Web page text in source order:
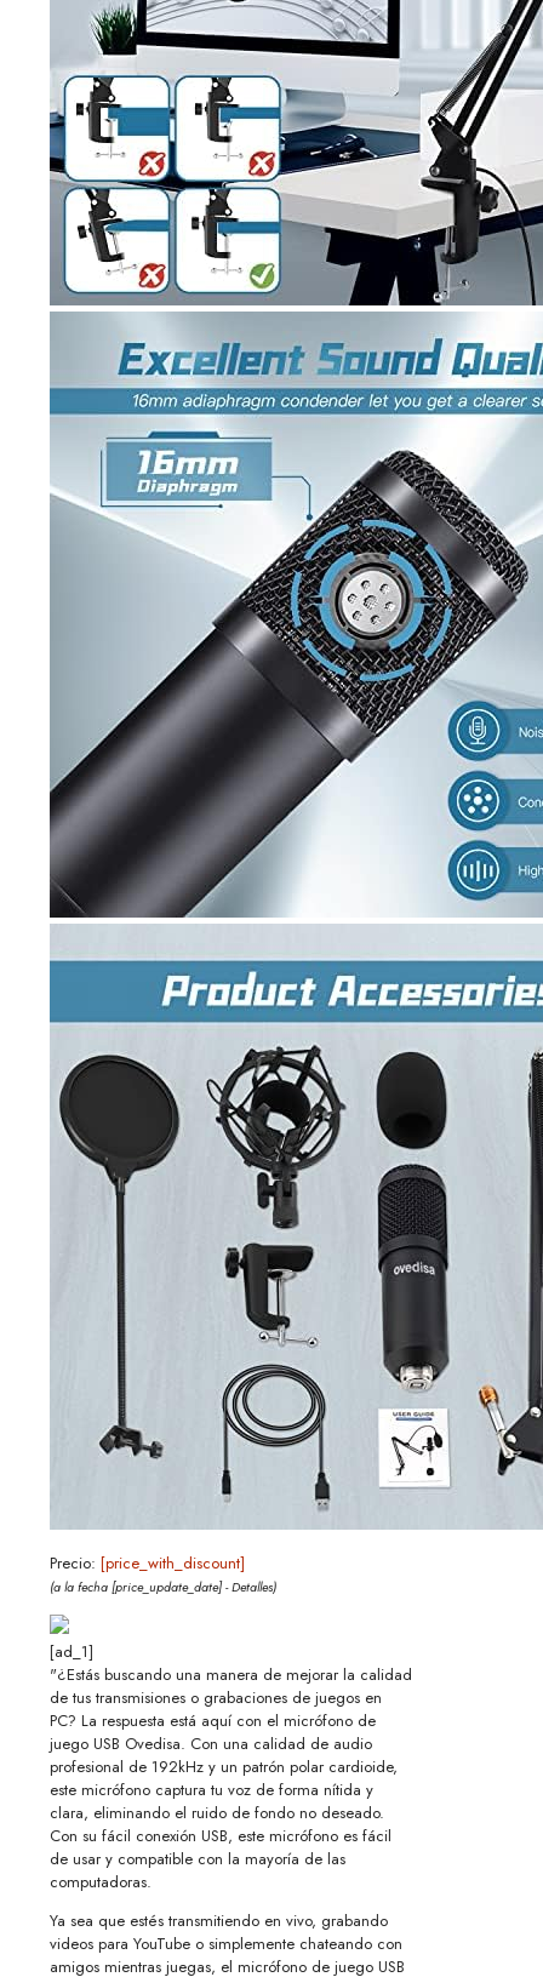
Precio: [price_with_discount]
(a la fecha [price_update_date] -Detalles)
[ad_1]
"¿Estás buscando una manera de mejorar la calidad
de tus transmisiones o grabaciones de juegos en
PC? La respuesta está aquí con el micrófono de
juego USB Ovedisa. Con una calidad de audio
profesional de 192kHz y un patrón polar cardioide,
este micrófono captura tu voz de forma nítida y
clara, eliminando el ruido de fondo no deseado.
Con su fácil conexión USB, este micrófono es fácil
de usar y compatible con la mayoría de las
computadoras.
Ya sea que estés transmitiendo en vivo, grabando
videos para YouTube o simplemente chateando con
amigos mientras juegas, el micrófono de juego USB